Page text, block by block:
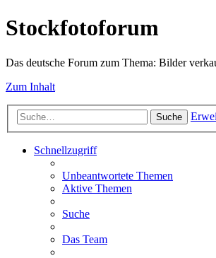
Stockfotoforum
Das deutsche Forum zum Thema: Bilder
Zum Inhalt
Suche
Schnellzugriff
Unbeantwortete Themen
Aktive Themen
Suche
Das Team